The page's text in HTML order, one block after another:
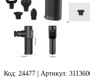
Код: 24477 | Артикул: